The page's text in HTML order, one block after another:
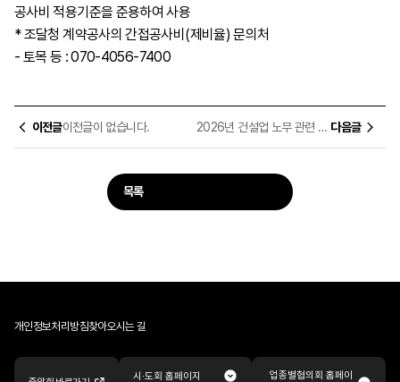
공사비 적용기준을 준용하여 사용
* 조달청 계약공사의 간접공사비(제비율) 문의처
- 토목 등 : 070-4056-7400
이전글이전글이 없습니다. 2026년 건설업 노무 관련 제도 설명회 교육자료 다음글
목록
개인정보처리방침찾아오시는 길
시·도회 홈페이지 업종별협의회 홈페이